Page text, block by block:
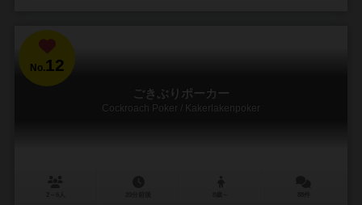
No.12
ごきぶりポーカー
Cockroach Poker / Kakerlakenpoker